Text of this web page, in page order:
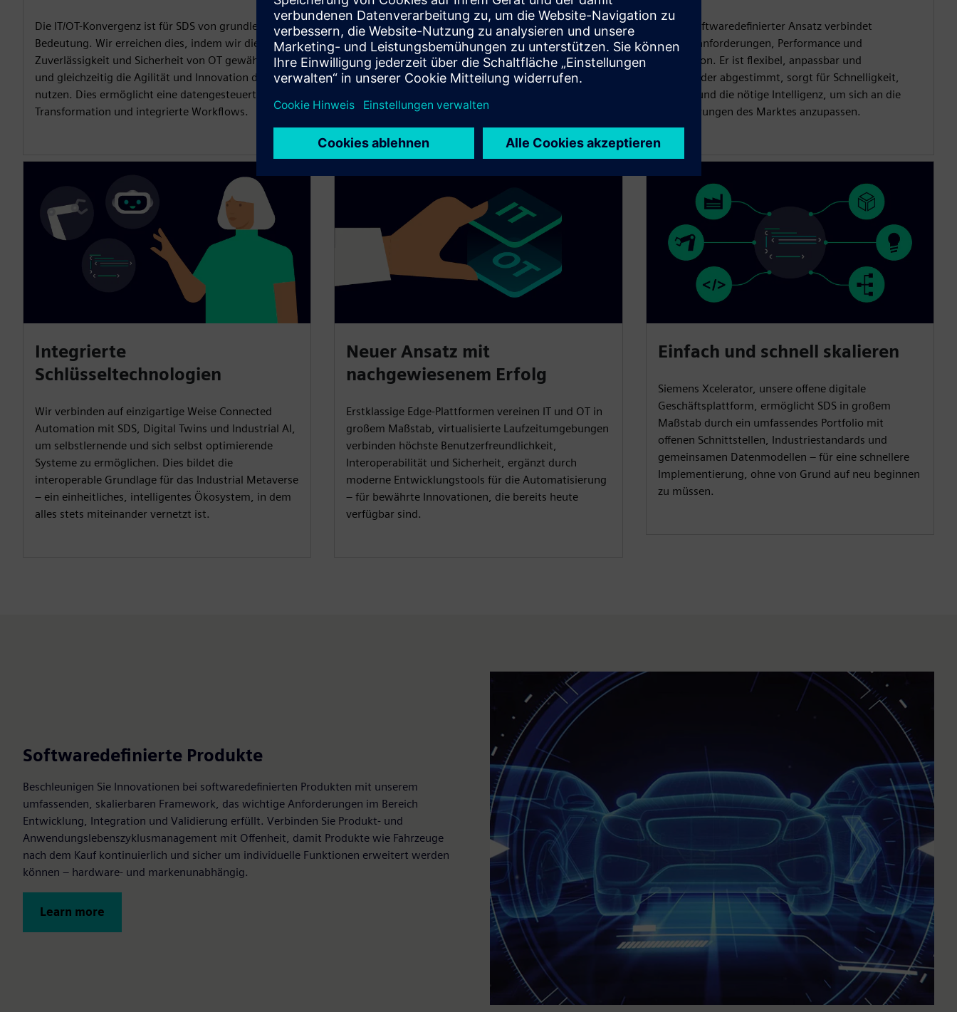
Die IT/OT-Konvergenz ist für SDS von grundlegender
Bedeutung. Wir erreichen dies, indem wir die
Zuverlässigkeit und Sicherheit von OT gewährleisten
und gleichzeitig die Agilität und Innovation der IT
nutzen. Dies ermöglicht eine datengesteuerte
Transformation und integrierte Workflows.
digitalen Welt
Wir wandeln physische Abläufe nahtlos in digitale
Zwillinge und digitale Intelligenz in reale Aktionen
um, indem wir Tools und Lösungen für
softwaredefinierte Produkte und Produktionen
Unser softwaredefinierter Ansatz verbindet
Produktanforderungen, Performance und
Produktion. Er ist flexibel, anpassbar und
aufeinander abgestimmt, sorgt für Schnelligkeit,
Agilität und die nötige Intelligenz, um sich an die
Anforderungen des Marktes anzupassen.
Integrierte
Schlüsseltechnologien
Wir verbinden auf einzigartige Weise Connected
Automation mit SDS, Digital Twins und Industrial AI,
um selbstlernende und sich selbst optimierende
Systeme zu ermöglichen. Dies bildet die
interoperable Grundlage für das Industrial Metaverse
– ein einheitliches, intelligentes Ökosystem, in dem
alles stets miteinander vernetzt ist.
Neuer Ansatz mit
nachgewiesenem Erfolg
Erstklassige Edge-Plattformen vereinen IT und OT in
großem Maßstab, virtualisierte Laufzeitumgebungen
verbinden höchste Benutzerfreundlichkeit,
Interoperabilität und Sicherheit, ergänzt durch
moderne Entwicklungstools für die Automatisierung
– für bewährte Innovationen, die bereits heute
verfügbar sind.
Einfach und schnell skalieren
Siemens Xcelerator, unsere offene digitale
Geschäftsplattform, ermöglicht SDS in großem
Maßstab durch ein umfassendes Portfolio mit
offenen Schnittstellen, Industriestandards und
gemeinsamen Datenmodellen – für eine schnellere
Implementierung, ohne von Grund auf neu beginnen
zu müssen.
Softwaredefinierte Produkte
Beschleunigen Sie Innovationen bei softwaredefinierten Produkten mit unserem
umfassenden, skalierbaren Framework, das wichtige Anforderungen im Bereich
Entwicklung, Integration und Validierung erfüllt. Verbinden Sie Produkt- und
Anwendungslebenszyklusmanagement mit Offenheit, damit Produkte wie Fahrzeuge
nach dem Kauf kontinuierlich und sicher um individuelle Funktionen erweitert werden
können – hardware- und markenunabhängig.
Learn more